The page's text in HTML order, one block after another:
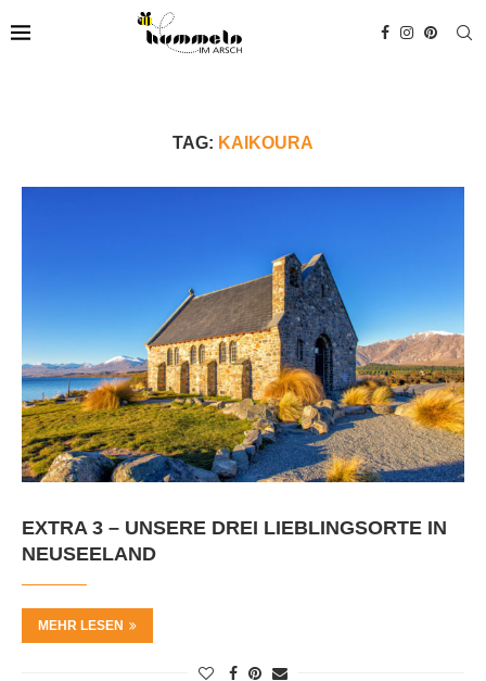
TAG: KAIKOURA
EXTRA 3 – UNSERE DREI LIEBLINGSORTE IN
NEUSEELAND
MEHR LESEN